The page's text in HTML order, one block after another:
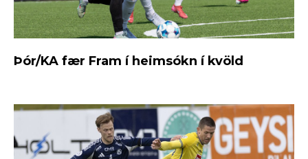
Þór/KA fær Fram í heimsókn í kvöld